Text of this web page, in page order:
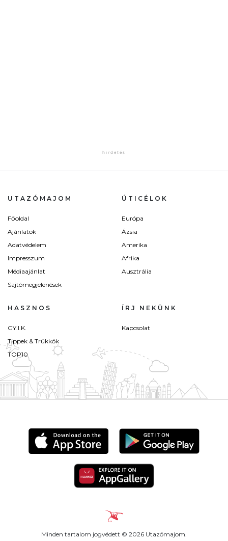
UTAZÓMAJOM
Főoldal
Ajánlatok
Adatvédelem
Impresszum
Médiaajánlat
Sajtómegjelenések
ÚTICÉLOK
Európa
Ázsia
Amerika
Afrika
Ausztrália
HASZNOS
GY.I.K.
Tippek & Trükkök
TOP10
ÍRJ NEKÜNK
Kapcsolat
Minden tartalom jogvédett © 2026 Utazómajom.